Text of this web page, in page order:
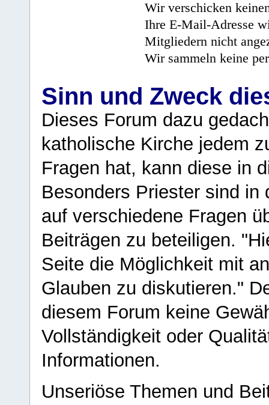
Wir verschicken
Ihre E-Mail-Adresse
Mitgliedern nicht
Wir sammeln keine
Sinn und Zweck
Dieses Forum dazu
katholische Kirche jedem
Fragen hat, kann diese in
Besonders Priester sind in
auf verschiedene Fragen
Beiträgen zu beteiligen.
Seite die Möglichkeit mit
Glauben zu diskutieren."
diesem Forum keine
Vollständigkeit oder
Informationen.
Unseriöse Themen und